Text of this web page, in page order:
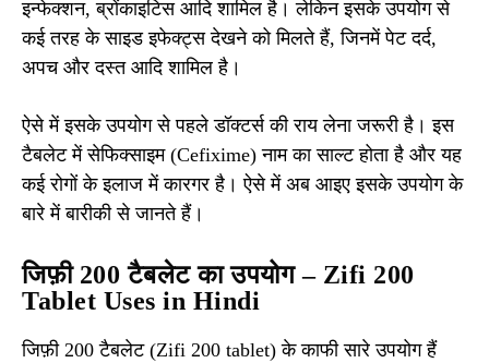
इन्फेक्शन, ब्रोंकाइटिस आदि शामिल है। लेकिन इसके उपयोग से
कई तरह के साइड इफेक्ट्स देखने को मिलते हैं, जिनमें पेट दर्द,
अपच और दस्त आदि शामिल है।
ऐसे में इसके उपयोग से पहले डॉक्टर्स की राय लेना जरूरी है। इस
टैबलेट में सेफिक्साइम (Cefixime) नाम का साल्ट होता है और यह
कई रोगों के इलाज में कारगर है। ऐसे में अब आइए इसके उपयोग के
बारे में बारीकी से जानते हैं।
जिफ़ी 200 टैबलेट का उपयोग – Zifi 200
Tablet Uses in Hindi
जिफ़ी 200 टैबलेट (Zifi 200 tablet) के काफी सारे उपयोग हैं